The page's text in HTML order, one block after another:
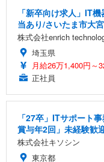
「新卒向け求人」IT
当あり/さいたま市大
株式会社enrich
埼玉県
月給26万1,400円～
正社員
「27卒」ITサポート
賞与年2回」未経験歓
株式会社キソシン
東京都